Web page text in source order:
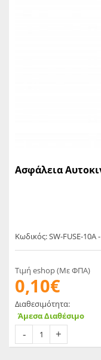
Ασφάλεια
Κωδικός: SW-FUSE-
Τιμή eshop (Με ΦΠΑ)
0,10€
Διαθεσιμότητα:
Άμεσα Διαθέσιμο